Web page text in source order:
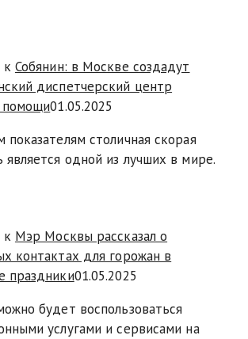
к Собянин: в Москве создадут
диспетчерский центр
помощи01.05.2025
показателям столичная скорая
одной из лучших в мире.
к Мэр Москвы рассказал о
контактах для горожан в
праздники01.05.2025
будет воспользоваться
услугами и сервисами на